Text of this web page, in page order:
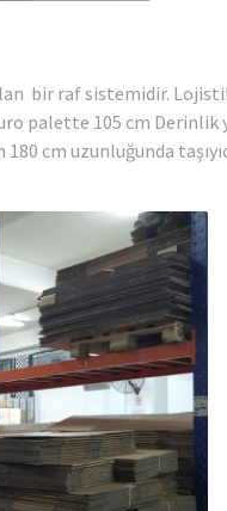
bir raf sistemidir.
palette 105 cm Derinlik
cm uzunluğunda